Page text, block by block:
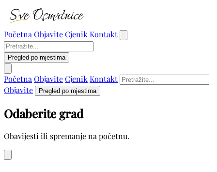
Početna ObjaviteCjenik Kontakt
Pregled po mjestima
Početna ObjaviteCjenik Kontakt
Objavite
Pregled po mjestima
Odaberite grad
Obavijesti ili spremanje na početnu.